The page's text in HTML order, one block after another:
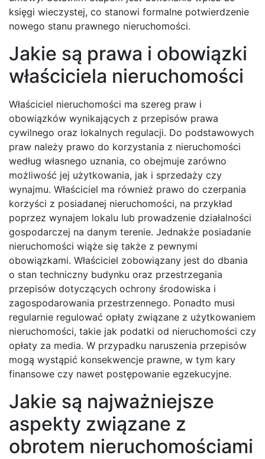
księgi wieczystej, co stanowi formalne potwierdzenie
nowego stanu prawnego nieruchomości.
Jakie są prawa i obowiązki
właściciela nieruchomości
Właściciel nieruchomości ma szereg praw i
obowiązków wynikających z przepisów prawa
cywilnego oraz lokalnych regulacji. Do podstawowych
praw należy prawo do korzystania z nieruchomości
według własnego uznania, co obejmuje zarówno
możliwość jej użytkowania, jak i sprzedaży czy
wynajmu. Właściciel ma również prawo do czerpania
korzyści z posiadanej nieruchomości, na przykład
poprzez wynajem lokalu lub prowadzenie działalności
gospodarczej na danym terenie. Jednakże posiadanie
nieruchomości wiąże się także z pewnymi
obowiązkami. Właściciel zobowiązany jest do dbania
o stan techniczny budynku oraz przestrzegania
przepisów dotyczących ochrony środowiska i
zagospodarowania przestrzennego. Ponadto musi
regularnie regulować opłaty związane z użytkowaniem
nieruchomości, takie jak podatki od nieruchomości czy
opłaty za media. W przypadku naruszenia przepisów
mogą wystąpić konsekwencje prawne, w tym kary
finansowe czy nawet postępowanie egzekucyjne.
Jakie są najważniejsze
aspekty związane z
obrotem nieruchomościami